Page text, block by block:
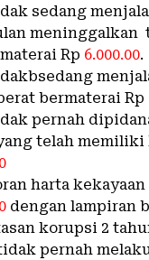
sedang
meninggalkan
Rp 6.000.00.
bermaterai Rp
pernah
telah
harta
dengan lampiran
korupsi 2
pernah